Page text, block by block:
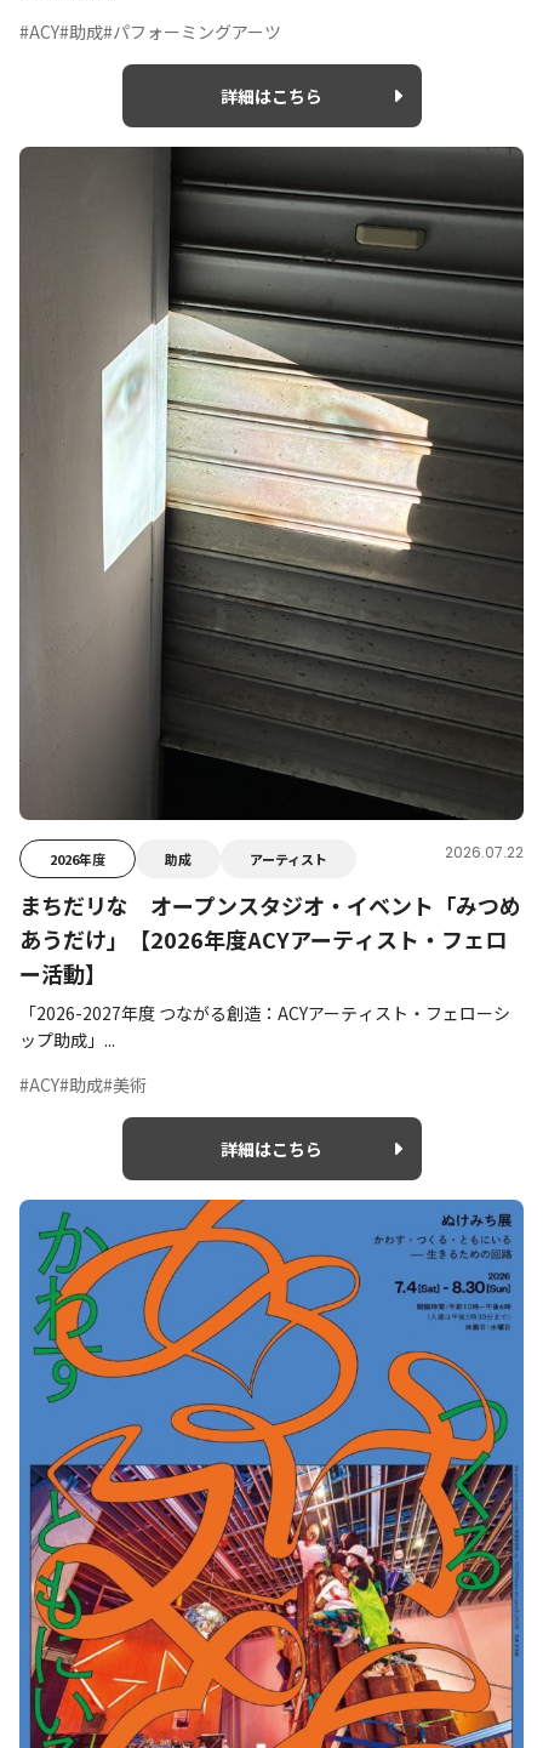
#ACY#助成#パフォーミングアーツ
詳細はこちら
2026年度 助成 アーティスト 2026.07.22
まちだリな オープンスタジオ・イベント「みつめ
あうだけ」【2026年度ACYアーティスト・フェロ
ー活動】
「2026-2027年度 つながる創造：ACYアーティスト・フェローシ
ップ助成」...
#ACY#助成#美術
詳細はこちら